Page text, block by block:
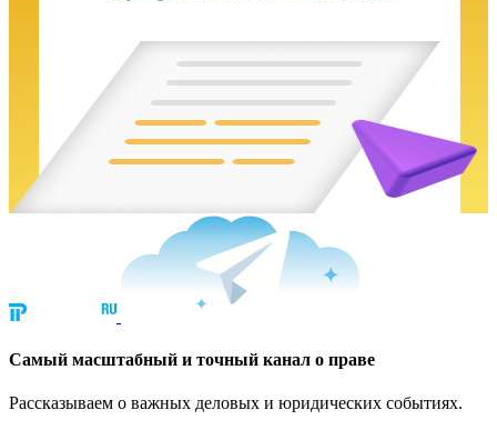
Cамый масштабный и точный канал о праве
Рассказываем о важных деловых и юридических событиях.